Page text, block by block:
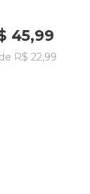
45,99
R$ 22,99